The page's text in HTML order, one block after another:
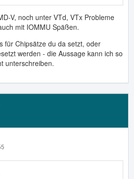
V, noch unter VTd, VTx Probleme
mit IOMMU Späßen.
für Chipsätze du da setzt, oder
werden - die Aussage kann ich so
unterschreiben.